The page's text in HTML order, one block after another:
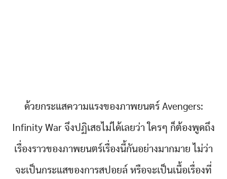
ด้วยกระแสความแรงของภาพยนตร์ Avengers:
Infinity War จึงปฏิเสธไม่ได้เลยว่า ใครๆ ก็ต้องพูดถึง
เรื่องราวของภาพยนตร์เรื่องนี้กันอย่างมากมาย ไม่ว่า
จะเป็นกระแสของการสปอยล์ หรือจะเป็นเนื้อเรื่องที่